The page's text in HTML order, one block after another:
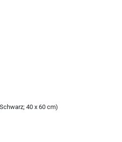
40 x 60 cm)